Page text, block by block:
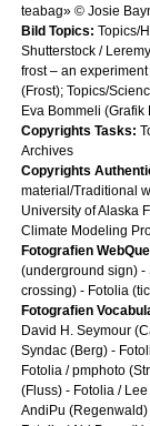
teabag» © Josie
Bild Topics: Topics/
Shutterstock /
frost – an
(Frost); Topics/
Eva Bommeli
Copyrights Tasks:
Archives
Copyrights
material/Traditional
University of Alaska
Climate Modeling
Fotografien
(underground sign) -
crossing) - Fotolia
Fotografien
David H. Seymour
Syndac (Berg) -
Fotolia / pmphoto
(Fluss) - Fotolia /
AndiPu (Regenwald)